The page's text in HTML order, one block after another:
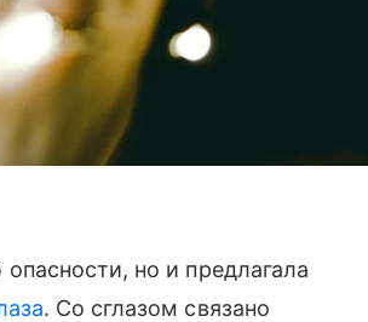
но и предлагала
. Со сглазом связано